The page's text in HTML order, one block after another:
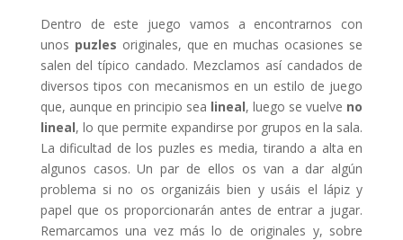
Dentro de este juego vamos a encontrarnos con
unos puzles originales, que en muchas ocasiones se
salen del típico candado. Mezclamos así candados de
diversos tipos con mecanismos en un estilo de juego
que, aunque en principio sea lineal, luego se vuelve no
lineal, lo que permite expandirse por grupos en la sala.
La dificultad de los puzles es media, tirando a alta en
algunos casos. Un par de ellos os van a dar algún
problema si no os organizáis bien y usáis el lápiz y
papel que os proporcionarán antes de entrar a jugar.
Remarcamos una vez más lo de originales y, sobre